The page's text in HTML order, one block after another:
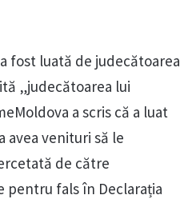
fost luată de judecătoarea
„judecătoarea lui
a scris că a luat
avea venituri să le
de către
pentru fals în Declarația